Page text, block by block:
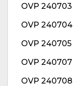
OVP 240703
OVP 240704
OVP 240705
OVP 240707
OVP 240708